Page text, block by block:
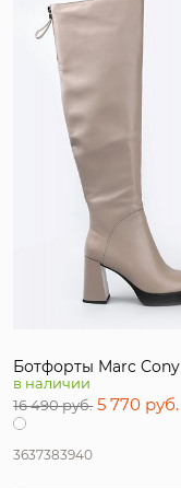
Ботфорты Marc Cony
в наличии
16 490 руб. 5 770 руб.
3637383940